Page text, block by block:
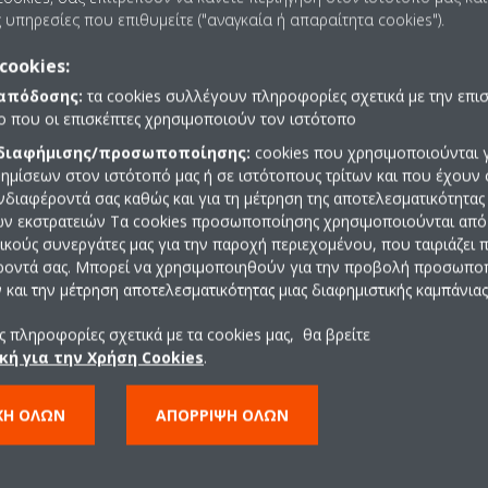
οξείδωσης, επιβλαβών ουσιών που συλλέγονται στο
φιλτράρισμα 4 σταδίων και διασφαλίζει βέλτιστη
και χειμερινών σας λύσεων
και το χειμώνα μπορεί να επιφέρει προβλήματα στην ποιότητα
να παρουσιάσει φτωχή ποιότητα εσωτερικού αέρα διότι τα
λαιμό και σε δερματικά προβλήματα, συνεπώς η χρήση των
στον αέρα αλλά και τον καθαρίζει, παρέχοντάς στον
μειώνονται, το δέρμα δεν είναι τόσο ξηρό και η έντονη φαγούρα
διατηρήστε τον έλεγχο!
και MCK70Z παρέχουν συνδεσιμότητα στην εφαρμογή Daikin
από θέρμανση και ψύξη έως καθαρισμό αέρα. Αυτή η
και να παρακολουθεί τα επίπεδα ποιότητας εσωτερικού και
όλο το χρόνο.
υπηρεσίες που επιθυμείτε ("αναγκαία ή απαραίτητα cookies").
τα cookies συλλέγουν πληροφορίες σχετικά με την
που οι επισκέπτες χρησιμοποιούν τον ιστότοπο
προσωποποίησης: cookies που χρησιμοποιούνται
στον ιστότοπό μας ή σε ιστότοπους τρίτων και που έχουν
σας καθώς και για τη μέτρηση της
εκστρατειών Τα cookies προσωποποίησης χρησιμοποιούνται
συνεργάτες μας για την παροχή περιεχομένου, που ταιριάζει
σας. Μπορεί να χρησιμοποιηθούν για την προβολή
την μέτρηση αποτελεσματικότητας μιας διαφημιστικής καμπάνιας
πληροφορίες σχετικά με τα cookies μας, θα βρείτε
για την Χρήση Cookies.
ΌΛΩΝ ΑΠΌΡΡΙΨΗ ΌΛΩΝ